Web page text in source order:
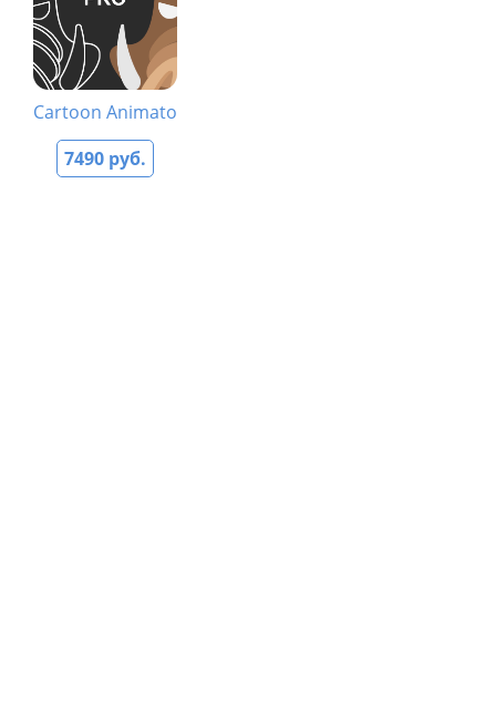
Cartoon Animator 4 Pro
7490 руб.